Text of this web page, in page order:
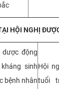
HỘI NGHỊ
dược động
sinh
bệnh nhân
Hội
tuổi